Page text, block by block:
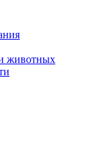
животных